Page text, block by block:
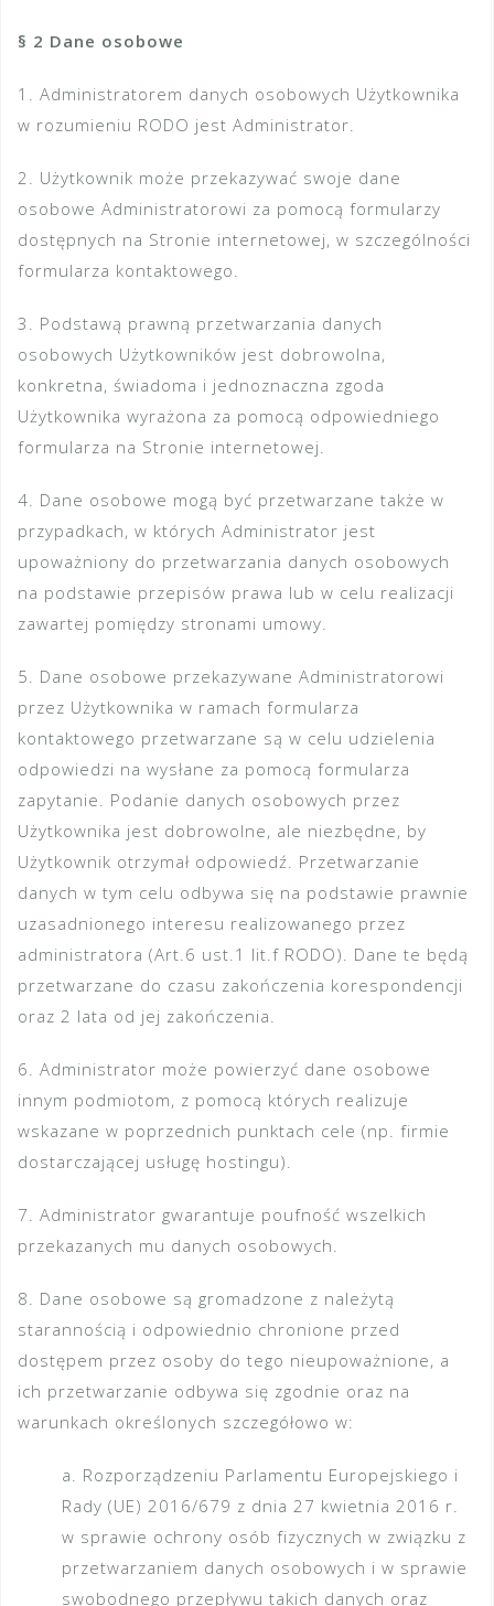
§ 2 Dane osobowe
1. Administratorem danych osobowych Użytkownika
w rozumieniu RODO jest Administrator.
2. Użytkownik może przekazywać swoje dane
osobowe Administratorowi za pomocą formularzy
dostępnych na Stronie internetowej, w szczególności
formularza kontaktowego.
3. Podstawą prawną przetwarzania danych
osobowych Użytkowników jest dobrowolna,
konkretna, świadoma i jednoznaczna zgoda
Użytkownika wyrażona za pomocą odpowiedniego
formularza na Stronie internetowej.
4. Dane osobowe mogą być przetwarzane także w
przypadkach, w których Administrator jest
upoważniony do przetwarzania danych osobowych
na podstawie przepisów prawa lub w celu realizacji
zawartej pomiędzy stronami umowy.
5. Dane osobowe przekazywane Administratorowi
przez Użytkownika w ramach formularza
kontaktowego przetwarzane są w celu udzielenia
odpowiedzi na wysłane za pomocą formularza
zapytanie. Podanie danych osobowych przez
Użytkownika jest dobrowolne, ale niezbędne, by
Użytkownik otrzymał odpowiedź. Przetwarzanie
danych w tym celu odbywa się na podstawie prawnie
uzasadnionego interesu realizowanego przez
administratora (Art.6 ust.1 lit.f RODO). Dane te będą
przetwarzane do czasu zakończenia korespondencji
oraz 2 lata od jej zakończenia.
6. Administrator może powierzyć dane osobowe
innym podmiotom, z pomocą których realizuje
wskazane w poprzednich punktach cele (np. firmie
dostarczającej usługę hostingu).
7. Administrator gwarantuje poufność wszelkich
przekazanych mu danych osobowych.
8. Dane osobowe są gromadzone z należytą
starannością i odpowiednio chronione przed
dostępem przez osoby do tego nieupoważnione, a
ich przetwarzanie odbywa się zgodnie oraz na
warunkach określonych szczegółowo w:
a. Rozporządzeniu Parlamentu Europejskiego i
Rady (UE) 2016/679 z dnia 27 kwietnia 2016 r.
w sprawie ochrony osób fizycznych w związku z
przetwarzaniem danych osobowych i w sprawie
swobodnego przepływu takich danych oraz